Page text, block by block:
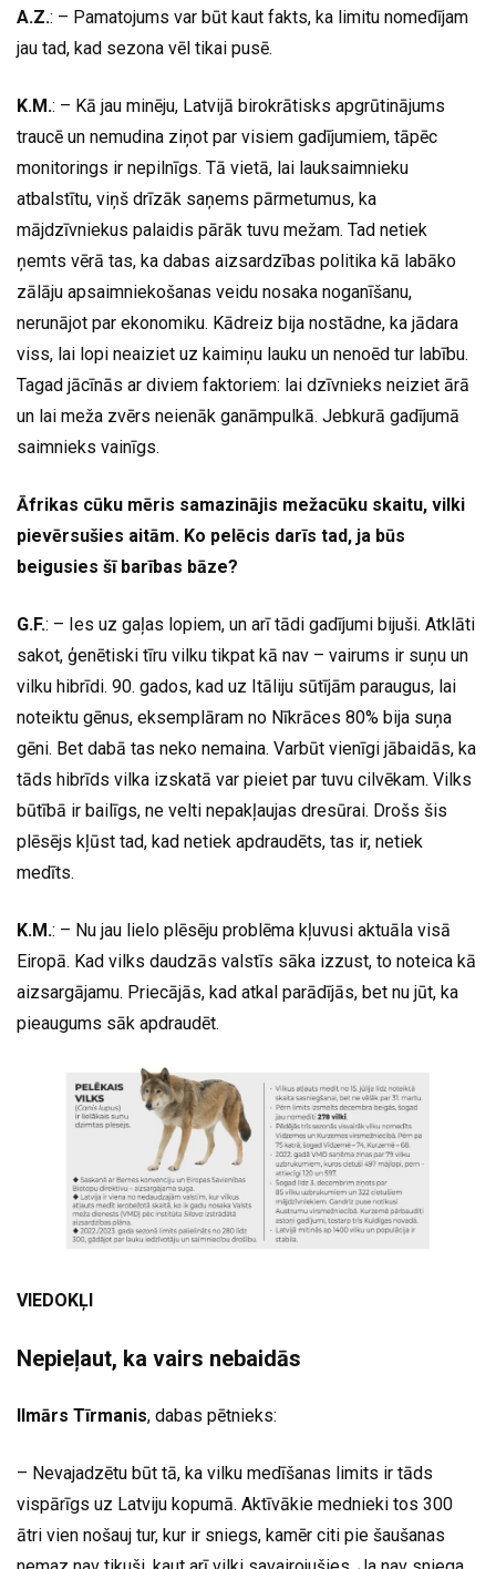
A.Z.: – Pamatojums var būt kaut fakts, ka limitu nomedījam
jau tad, kad sezona vēl tikai pusē.
K.M.: – Kā jau minēju, Latvijā birokrātisks apgrūtinājums
traucē un nemudina ziņot par visiem gadījumiem, tāpēc
monitorings ir nepilnīgs. Tā vietā, lai lauksaimnieku
atbalstītu, viņš drīzāk saņems pārmetumus, ka
mājdzīvniekus palaidis pārāk tuvu mežam. Tad netiek
ņemts vērā tas, ka dabas aizsardzības politika kā labāko
zālāju apsaimniekošanas veidu nosaka noganīšanu,
nerunājot par ekonomiku. Kādreiz bija nostādne, ka jādara
viss, lai lopi neaiziet uz kaimiņu lauku un nenoēd tur labību.
Tagad jācīnās ar diviem faktoriem: lai dzīvnieks neiziet ārā
un lai meža zvērs neienāk ganāmpulkā. Jebkurā gadījumā
saimnieks vainīgs.
Āfrikas cūku mēris samazinājis mežacūku skaitu, vilki
pievērsušies aitām. Ko pelēcis darīs tad, ja būs
beigusies šī barības bāze?
G.F.: – Ies uz gaļas lopiem, un arī tādi gadījumi bijuši. Atklāti
sakot, ģenētiski tīru vilku tikpat kā nav – vairums ir suņu un
vilku hibrīdi. 90. gados, kad uz Itāliju sūtījām paraugus, lai
noteiktu gēnus, eksemplāram no Nīkrāces 80% bija suņa
gēni. Bet dabā tas neko nemaina. Varbūt vienīgi jābaidās, ka
tāds hibrīds vilka izskatā var pieiet par tuvu cilvēkam. Vilks
būtībā ir bailīgs, ne velti nepakļaujas dresūrai. Drošs šis
plēsējs kļūst tad, kad netiek apdraudēts, tas ir, netiek
medīts.
K.M.: – Nu jau lielo plēsēju problēma kļuvusi aktuāla visā
Eiropā. Kad vilks daudzās valstīs sāka izzust, to noteica kā
aizsargājamu. Priecājās, kad atkal parādījās, bet nu jūt, ka
pieaugums sāk apdraudēt.
VIEDOKĻI
Nepieļaut, ka vairs nebaidās
Ilmārs Tīrmanis, dabas pētnieks:
– Nevajadzētu būt tā, ka vilku medīšanas limits ir tāds
vispārīgs uz Latviju kopumā. Aktīvākie mednieki tos 300
ātri vien nošauj tur, kur ir sniegs, kamēr citi pie šaušanas